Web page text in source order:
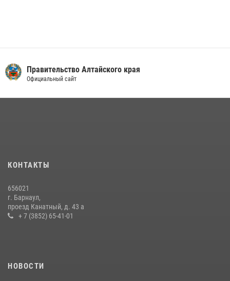
Правительство Алтайского края
Официальный сайт
КОНТАКТЫ
656021
г. Барнаул,
проезд Канатный, д. 43 а
+ 7 (3852) 65-41-01
НОВОСТИ